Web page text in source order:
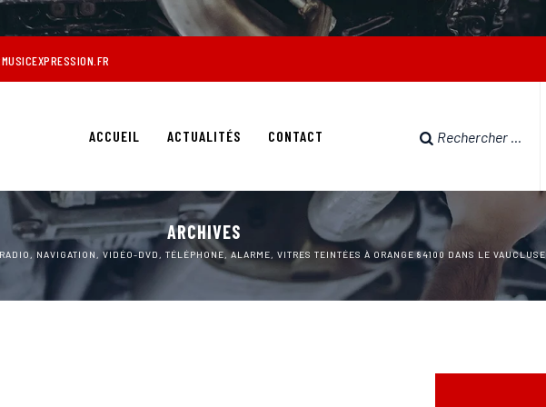
ACCUEIL ACTUALITÉS CONTACT
ARCHIVES
NAVIGATION, VIDÉO-DVD, TÉLÉPHONE, ALARME, VITRES TEINTÉES À ORANGE 84100 DANS LE VAUCLUSE